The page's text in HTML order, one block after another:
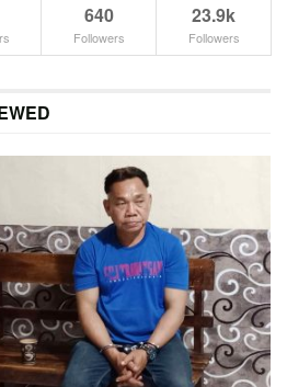
640
Followers
23.9k
Followers